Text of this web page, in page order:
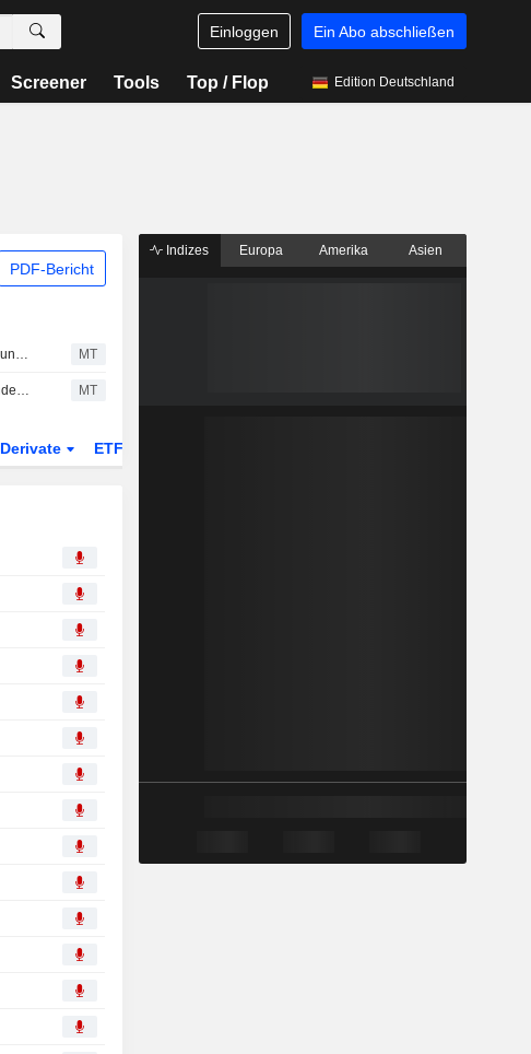
Einloggen Ein Abo abschließen
Screener Tools Top / Flop Edition Deutschland
PDF-Bericht
FutureFuel verkauft Steueranrechnungen für 2025 für 3 Mio. USD an Freepoint MT
FutureFuel belässt Quartalsdividende bei 0,01 USD je Aktie; zahlbar am 18. September an Aktionäre, die am 4. September im Aktienregister eingetragen sind MT
Derivate ETFs
Indizes Europa Amerika Asien